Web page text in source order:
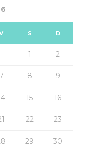
V S D
1 2
7 8 9
15 16
22 23
29 30